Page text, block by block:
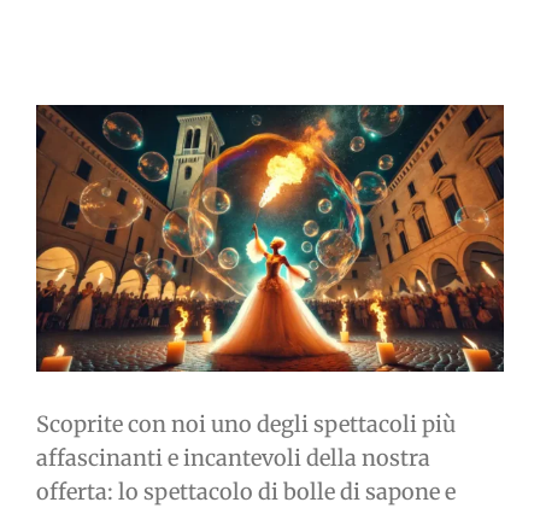
Ingrandisci
immagine
Scoprite con noi uno degli spettacoli più
affascinanti e incantevoli della nostra
offerta: lo spettacolo di bolle di sapone e